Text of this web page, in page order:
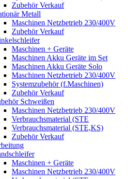
Zubehör Verkauf
Metall
Maschinen Netzbetrieb 230/400V
Zubehör Verkauf
Maschinen + Geräte
Maschinen Akku Geräte im Set
Maschinen Akku Geräte Solo
Maschinen Netzbetrieb 230/400V
Systemzubehör (f.Maschinen)
Zubehör Verkauf
Schweißen
Maschinen Netzbetrieb 230/400V
Verbrauchsmaterial (STE
Verbrauchsmaterial (STE,KS)
Zubehör Verkauf
Maschinen + Geräte
Maschinen Netzbetrieb 230/400V